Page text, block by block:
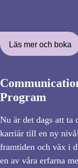
Läs mer och boka
Program
Nu är det dags att ta
karriär till en ny
framtiden och väx i
en av våra erfarna